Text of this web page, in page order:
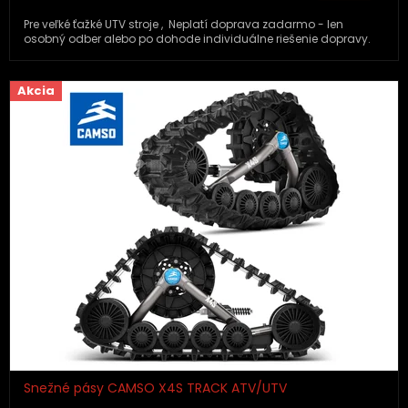
Pre veľké ťažké UTV stroje , Neplatí doprava zadarmo - len
osobný odber alebo po dohode individuálne riešenie dopravy.
Akcia
Snežné pásy CAMSO X4S TRACK ATV/UTV